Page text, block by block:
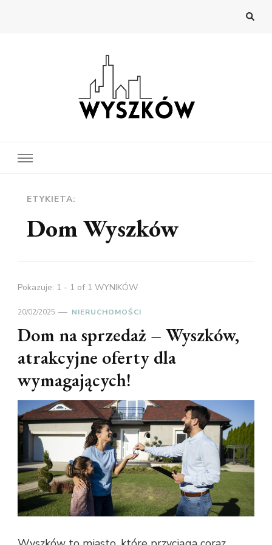
ETYKIETA:
Dom Wyszków
Pokazuje: 1 - 1 of 1 WYNIKÓW
20/02/2025 NIERUCHOMOŚCI
Dom na sprzedaż – Wyszków,
atrakcyjne oferty dla
wymagających!